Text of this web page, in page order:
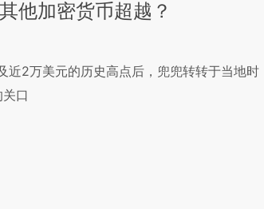
他加密货币超越？
近2万美元的历史高点后，兜兜转转于当地时
口